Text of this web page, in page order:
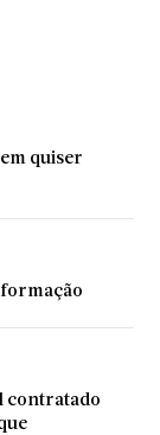
quiser
contratado